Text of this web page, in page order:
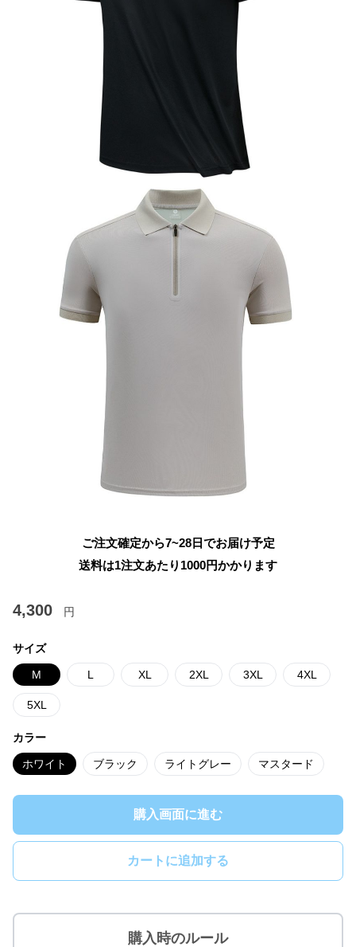
ご注文確定から7~28日でお届け予定
送料は1注文あたり 1000円かかります
4,300 円
サイズ
M L XL 2XL 3XL 4XL
5XL
カラー
ホワイト ブラック ライトグレー マスタード
購入画面に進む
カートに追加する
購入時のルール